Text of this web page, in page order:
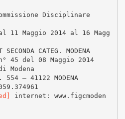
Disciplinare
11 Maggio 2014 al 16 Magg
SECONDA CATEG. MODENA
45 del 08 Maggio 2014
Modena
– 41122 MODENA
internet: www.figcmoden